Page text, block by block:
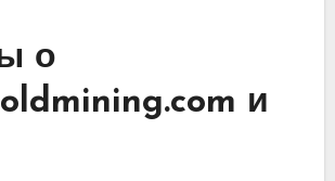
о
и